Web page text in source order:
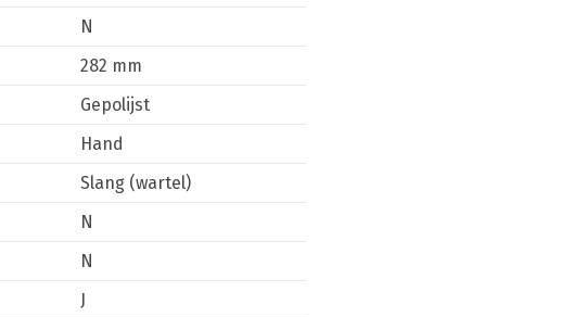
N
282 mm
Gepolijst
Hand
Slang (wartel)
N
N
J